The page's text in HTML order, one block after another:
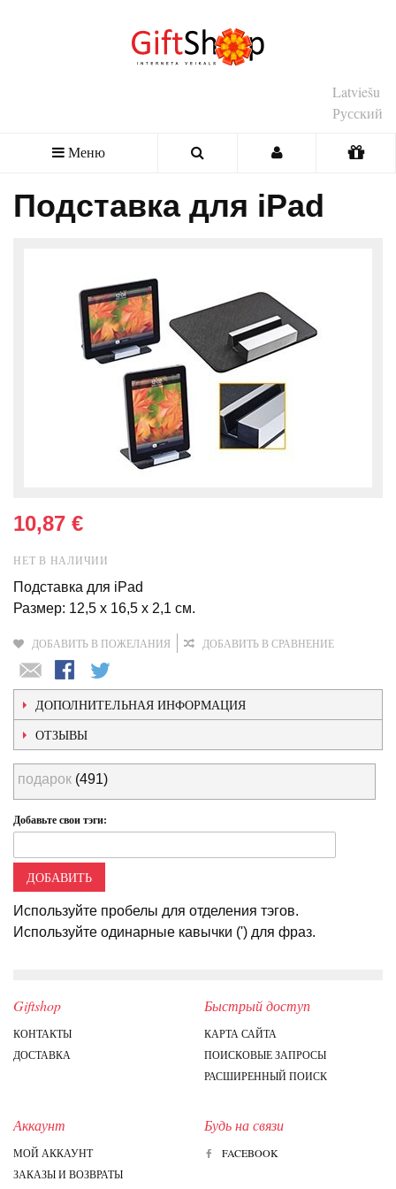
Latviešu
Русский
Меню
Подставка для iPad
10,87 €
НЕТ В НАЛИЧИИ
Подставка для iPad
Размер: 12,5 x 16,5 x 2,1 cм.
ДОБАВИТЬ В ПОЖЕЛАНИЯ ДОБАВИТЬ В СРАВНЕНИЕ
ДОПОЛНИТЕЛЬНАЯ ИНФОРМАЦИЯ
ОТЗЫВЫ
подарок (491)
Добавьте свои тэги:
ДОБАВИТЬ
Используйте пробелы для отделения тэгов.
Используйте одинарные кавычки (') для фраз.
Giftshop
КОНТАКТЫ
ДОСТАВКА
Быстрый доступ
КАРТА САЙТА
ПОИСКОВЫЕ ЗАПРОСЫ
РАСШИРЕННЫЙ ПОИСК
Аккаунт
МОЙ АККАУНТ
ЗАКАЗЫ И ВОЗВРАТЫ
Будь на связи
FACEBOOK